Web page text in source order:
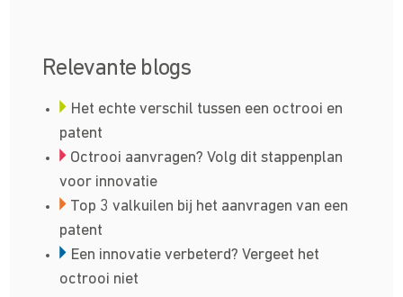
Relevante blogs
Het echte verschil tussen een octrooi en
patent
Octrooi aanvragen? Volg dit stappenplan
voor innovatie
Top 3 valkuilen bij het aanvragen van een
patent
Een innovatie verbeterd? Vergeet het
octrooi niet